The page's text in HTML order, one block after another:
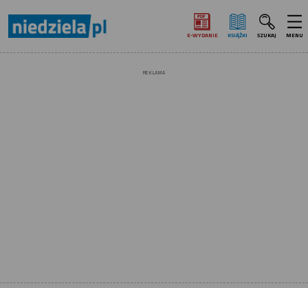
E‑WYDANIE KSIĄŻKI SZUKAJ MENU
REKLAMA